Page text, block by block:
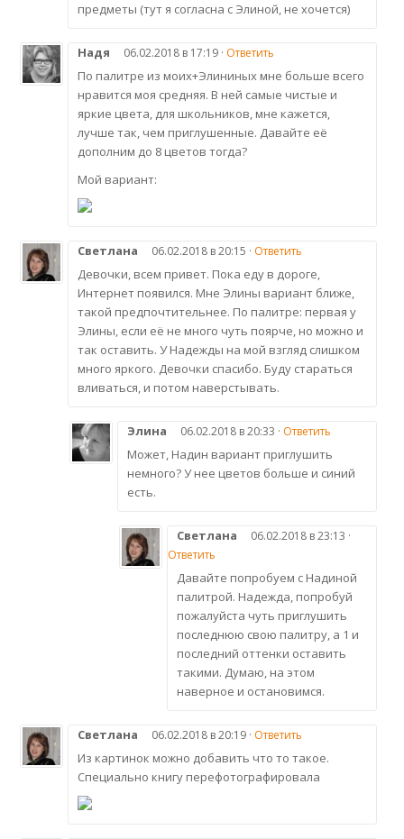
предметы (тут я согласна с Элиной, не хочется)
Надя 06.02.2018 в 17:19 · Ответить
По палитре из моих+Элининых мне больше всего
нравится моя средняя. В ней самые чистые и
яркие цвета, для школьников, мне кажется,
лучше так, чем приглушенные. Давайте её
дополним до 8 цветов тогда?
Мой вариант:
Светлана 06.02.2018 в 20:15 · Ответить
Девочки, всем привет. Пока еду в дороге,
Интернет появился. Мне Элины вариант ближе,
такой предпочтительнее. По палитре: первая у
Элины, если её не много чуть поярче, но можно и
так оставить. У Надежды на мой взгляд слишком
много яркого. Девочки спасибо. Буду стараться
вливаться, и потом наверстывать.
Элина 06.02.2018 в 20:33 · Ответить
Может, Надин вариант приглушить
немного? У нее цветов больше и синий
есть.
Светлана
06.02.2018 в 23:13 ·
Ответить
Давайте попробуем с Надиной
палитрой. Надежда, попробуй
пожалуйста чуть приглушить
последнюю свою палитру, а 1 и
последний оттенки оставить
такими. Думаю, на этом
наверное и остановимся.
Светлана 06.02.2018 в 20:19 · Ответить
Из картинок можно добавить что то такое.
Специально книгу перефотографировала